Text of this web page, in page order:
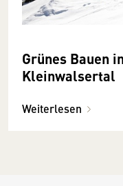
Grünes Bauen
Kleinwalsertal
Weiterlesen